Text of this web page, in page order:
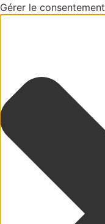
Gérer le consentement